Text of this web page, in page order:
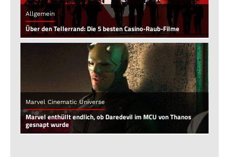
Allgemein
Über den Tellerrand: Die 5 besten Casino-Raub-Filme
Marvel Cinematic Universe
Marvel enthüllt endlich, ob Daredevil im MCU von Thanos
gesnapt wurde